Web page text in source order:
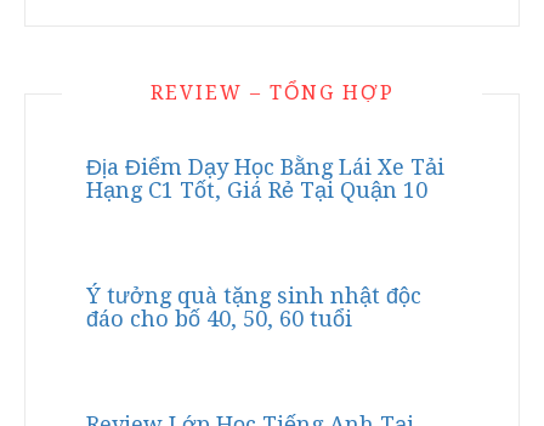
REVIEW – TỔNG HỢP
Địa Điểm Dạy Học Bằng Lái Xe Tải
Hạng C1 Tốt, Giá Rẻ Tại Quận 10
Ý tưởng quà tặng sinh nhật độc
đáo cho bố 40, 50, 60 tuổi